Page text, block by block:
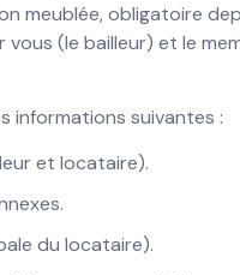
meublée, obligatoire
(le bailleur) et le
informations suivantes :
et locataire).
du locataire).